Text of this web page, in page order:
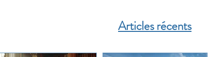
Articles récents